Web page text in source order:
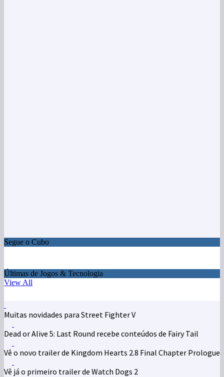
Segue o Cubo
Últimas de Jogos & Tecnologia
View All
Muitas novidades para Street Fighter V
Dead or Alive 5: Last Round recebe conteúdos de Fairy Tail
Vê o novo trailer de Kingdom Hearts 2.8 Final Chapter Prologue
Vê já o primeiro trailer de Watch Dogs 2